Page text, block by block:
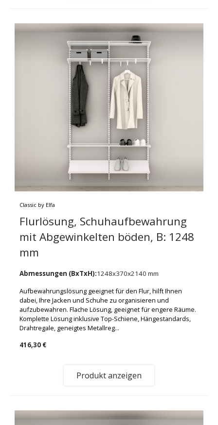
Classic by Elfa
Flurlösung, Schuhaufbewahrung
mit Abgewinkelten böden, B: 1248
mm
Abmessungen (BxTxH):1248x370x2140 mm
Aufbewahrungslösung geeignet für den Flur, hilft Ihnen
dabei, Ihre Jacken und Schuhe zu organisieren und
aufzubewahren. Flache Lösung, geeignet für engere Räume.
Komplette Lösung inklusive Top-Schiene, Hängestandards,
Drahtregale, geneigtes Metallreg...
416,30 €
Produkt anzeigen